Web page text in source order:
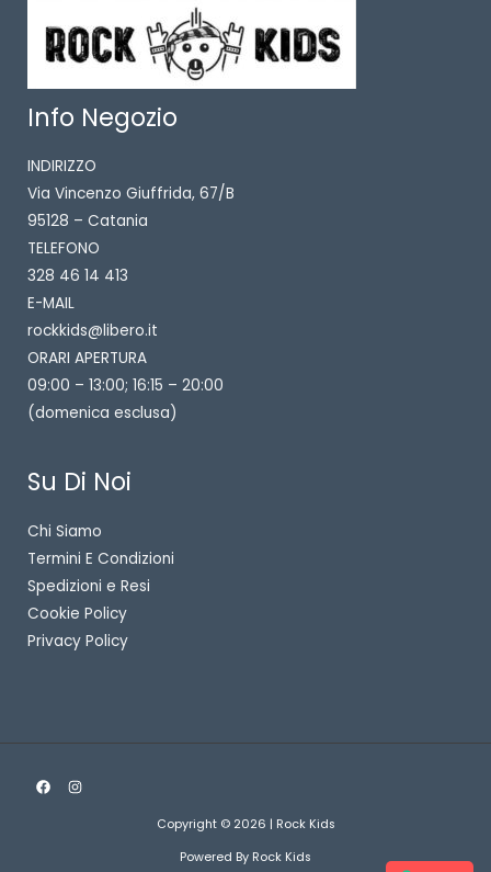
Info Negozio
INDIRIZZO
Via Vincenzo Giuffrida, 67/B
95128 – Catania
TELEFONO
328 46 14 413
E-MAIL
rockkids@libero.it
ORARI APERTURA
09:00 – 13:00; 16:15 – 20:00
(domenica esclusa)
Su Di Noi
Chi Siamo
Termini E Condizioni
Spedizioni e Resi
Cookie Policy
Privacy Policy
Copyright © 2026 | Rock Kids
Powered By Rock Kids